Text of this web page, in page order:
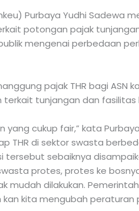
Purbaya Yudhi Sadewa
potongan pajak
mengenai perbedaan
pajak THR bagi
terkait tunjangan dan
yang cukup fair,” kata
THR di sektor swasta
sebaiknya
protes, protes ke
mudah dilakukan.
kita mengubah peraturan